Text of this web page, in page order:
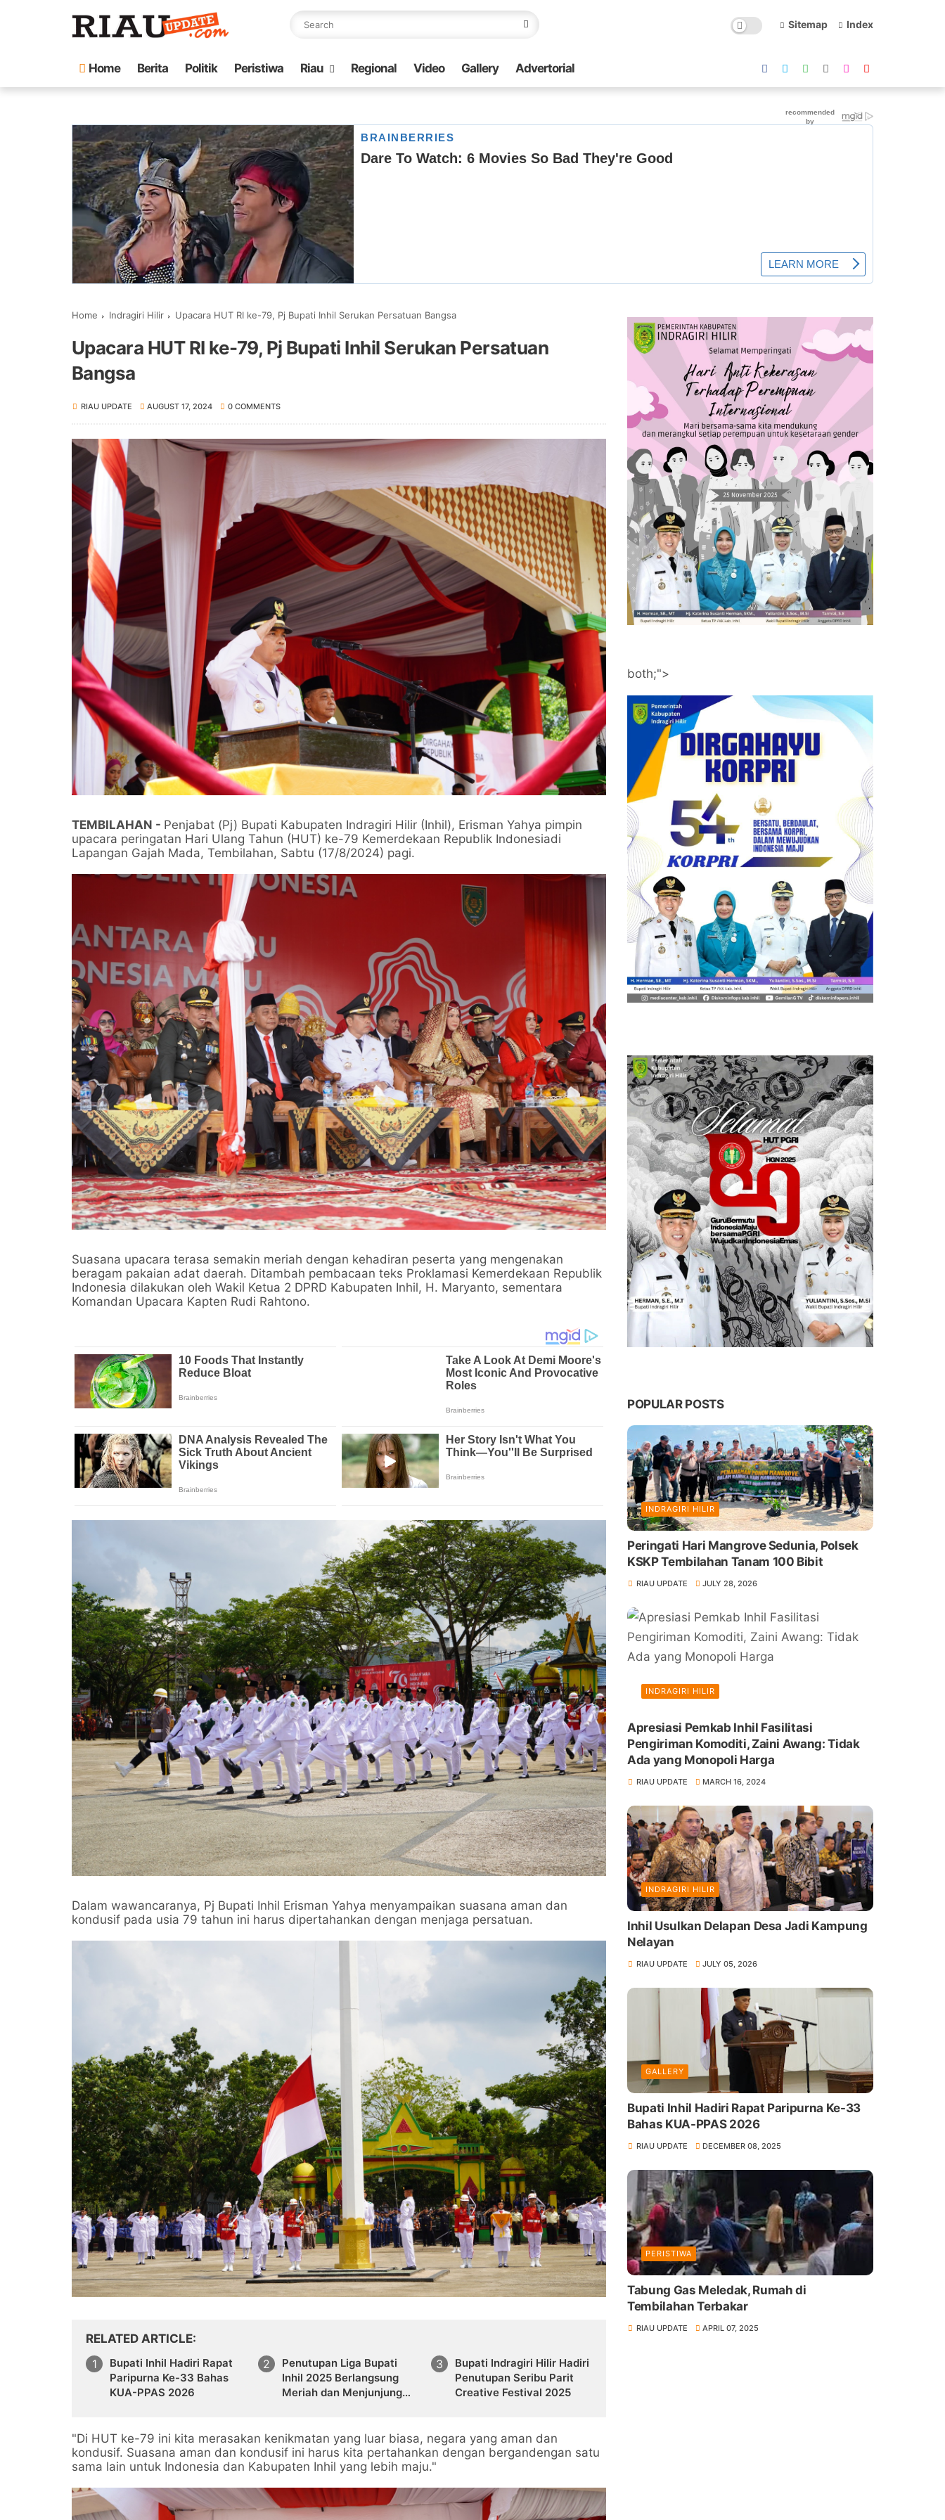
Sitemap Index
Home Berita Politik Peristiwa Riau Regional Video Gallery Advertorial
Home Indragiri Hilir Upacara HUT RI ke-79, Pj Bupati Inhil Serukan Persatuan Bangsa
Upacara HUT RI ke-79, Pj Bupati Inhil Serukan Persatuan
Bangsa
RIAU UPDATE AUGUST 17, 2024 0 COMMENTS
TEMBILAHAN - Penjabat (Pj) Bupati Kabupaten Indragiri Hilir (Inhil), Erisman Yahya pimpin
upacara peringatan Hari Ulang Tahun (HUT) ke-79 Kemerdekaan Republik Indonesiadi
Lapangan Gajah Mada, Tembilahan, Sabtu (17/8/2024) pagi.
Suasana upacara terasa semakin meriah dengan kehadiran peserta yang mengenakan
beragam pakaian adat daerah. Ditambah pembacaan teks Proklamasi Kemerdekaan Republik
Indonesia dilakukan oleh Wakil Ketua 2 DPRD Kabupaten Inhil, H. Maryanto, sementara
Komandan Upacara Kapten Rudi Rahtono.
Dalam wawancaranya, Pj Bupati Inhil Erisman Yahya menyampaikan suasana aman dan
kondusif pada usia 79 tahun ini harus dipertahankan dengan menjaga persatuan.
RELATED ARTICLE
Bupati Inhil Hadiri Rapat
Paripurna Ke-33 Bahas
KUA-PPAS 2026
Penutupan Liga Bupati
Inhil 2025 Berlangsung
Meriah dan Menjunjung
Bupati Indragiri Hilir Hadiri
Penutupan Seribu Parit
Creative Festival 2025
"Di HUT ke-79 ini kita merasakan kenikmatan yang luar biasa, negara yang aman dan
kondusif. Suasana aman dan kondusif ini harus kita pertahankan dengan bergandengan satu
sama lain untuk Indonesia dan Kabupaten Inhil yang lebih maju."
both;">
POPULAR POSTS
INDRAGIRI HILIR
Peringati Hari Mangrove Sedunia, Polsek
KSKP Tembilahan Tanam 100 Bibit
RIAU UPDATE JULY 28, 2026
INDRAGIRI HILIR
Apresiasi Pemkab Inhil Fasilitasi
Pengiriman Komoditi, Zaini Awang: Tidak
Ada yang Monopoli Harga
RIAU UPDATE MARCH 16, 2024
INDRAGIRI HILIR
Inhil Usulkan Delapan Desa Jadi Kampung
Nelayan
RIAU UPDATE JULY 05, 2026
GALLERY
Bupati Inhil Hadiri Rapat Paripurna Ke-33
Bahas KUA-PPAS 2026
RIAU UPDATE DECEMBER 08, 2025
PERISTIWA
Tabung Gas Meledak, Rumah di
Tembilahan Terbakar
RIAU UPDATE APRIL 07, 2025